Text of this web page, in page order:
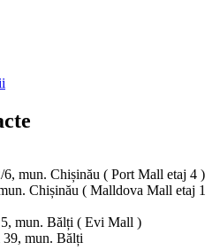
6, mun. Chișinău ( Port Mall etaj 4 )
Chișinău ( Malldova Mall etaj 1
mun. Bălți ( Evi Mall )
39, mun. Bălți